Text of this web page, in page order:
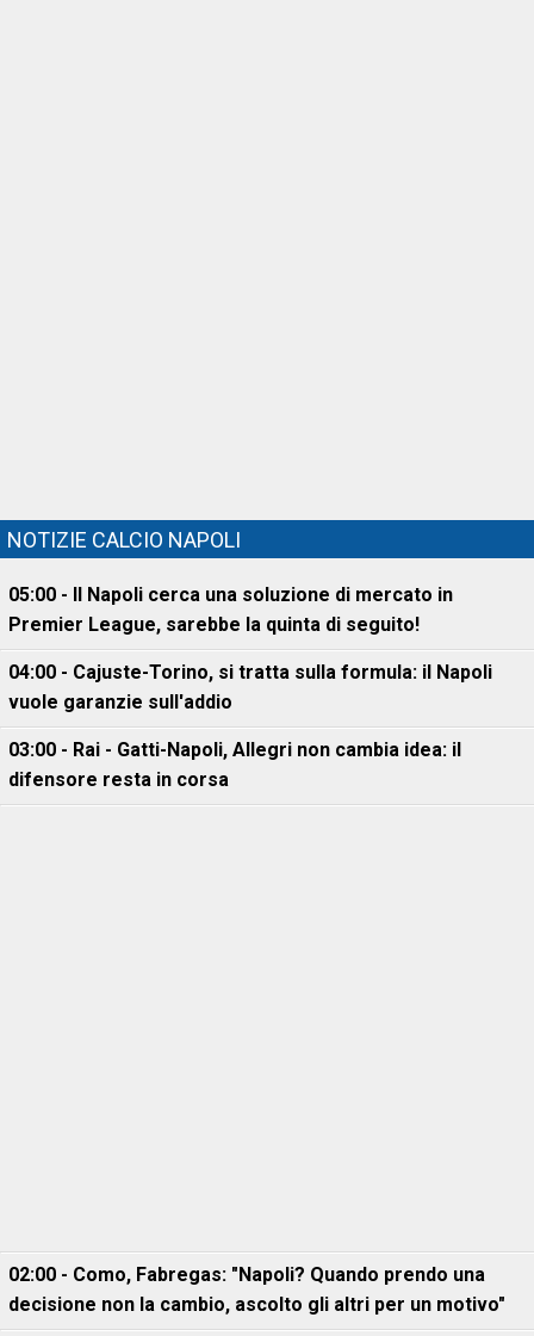
NOTIZIE CALCIO NAPOLI
05:00 - Il Napoli cerca una soluzione di mercato in
Premier League, sarebbe la quinta di seguito!
04:00 - Cajuste-Torino, si tratta sulla formula: il Napoli
vuole garanzie sull'addio
03:00 - Rai - Gatti-Napoli, Allegri non cambia idea: il
difensore resta in corsa
02:00 - Como, Fabregas: "Napoli? Quando prendo una
decisione non la cambio, ascolto gli altri per un motivo"